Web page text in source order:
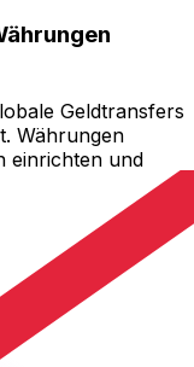
Geldtransfers
Währungen
einrichten und